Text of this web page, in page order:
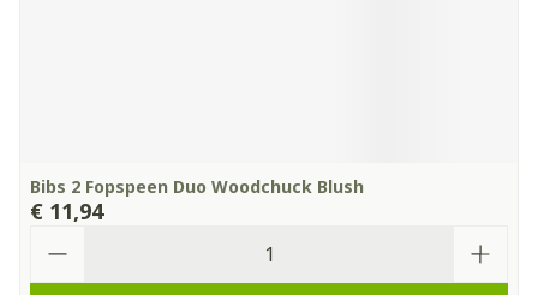
Bibs 2 Fopspeen Duo Woodchuck Blush
€ 11,94